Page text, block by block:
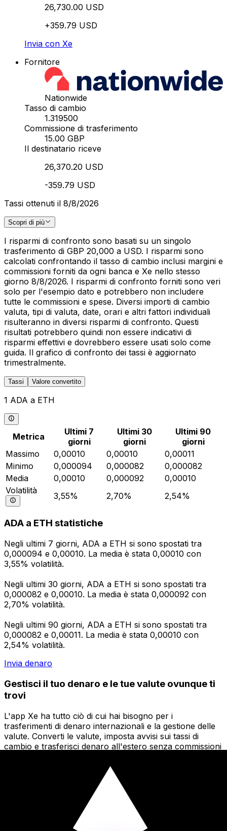
26,730.00 USD
+359.79 USD
Invia con Xe
Fornitore
Nationwide
Tasso di cambio
1.319500
Commissione di trasferimento
15.00 GBP
Il destinatario riceve
26,370.20 USD
-359.79 USD
Tassi ottenuti il 8/8/2026
Scopri di più
I risparmi di confronto sono basati su un singolo
trasferimento di GBP 20,000 a USD. I risparmi sono
calcolati confrontando il tasso di cambio inclusi margini e
commissioni forniti da ogni banca e Xe nello stesso
giorno 8/8/2026. I risparmi di confronto forniti sono veri
solo per l'esempio dato e potrebbero non includere
tutte le commissioni e spese. Diversi importi di cambio
valuta, tipi di valuta, date, orari e altri fattori individuali
risulteranno in diversi risparmi di confronto. Questi
risultati potrebbero quindi non essere indicativi di
risparmi effettivi e dovrebbero essere usati solo come
guida. Il grafico di confronto dei tassi è aggiornato
trimestralmente.
Tassi Valore convertito
1 ADA a ETH
Metrica
Ultimi 7
giorni
Ultimi 30
giorni
Ultimi 90
giorni
Massimo
0,00010 0,00010
0,00011
Minimo
0,000094 0,000082
0,000082
Media
0,00010 0,000092
0,00010
Volatilità
3,55% 2,70% 2,54%
ADA a ETH statistiche
Negli ultimi 7 giorni, ADA a ETH si sono spostati tra
0,000094 e 0,00010. La media è stata 0,00010 con
3,55% volatilità.
Negli ultimi 30 giorni, ADA a ETH si sono spostati tra
0,000082 e 0,00010. La media è stata 0,000092 con
2,70% volatilità.
Negli ultimi 90 giorni, ADA a ETH si sono spostati tra
0,000082 e 0,00011. La media è stata 0,00010 con
2,54% volatilità.
Invia denaro
Gestisci il tuo denaro e le tue valute ovunque ti
trovi
L'app Xe ha tutto ciò di cui hai bisogno per i
trasferimenti di denaro internazionali e la gestione delle
valute. Converti le valute, imposta avvisi sui tassi di
cambio e trasferisci denaro all'estero senza commissioni